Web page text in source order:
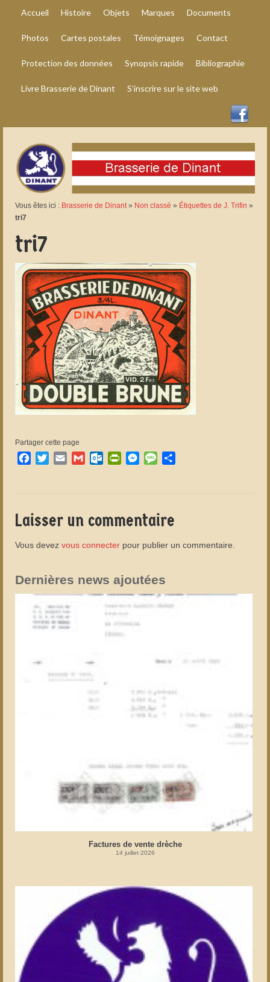
Accueil Histoire Objets Marques Documents
Photos Cartes postales Témoignages Contact
Protection des données Synopsis rapide Bibliographie
Livre Brasserie de Dinant S’inscrire sur le site web
Vous êtes ici : Brasserie de Dinant» Non classé » Étiquettes de J. Trifin »
tri7
tri7
Partager cette page
Facebook
TwitterEmail GmailOutlook.com
PrintFriendly
Messenger
Message
Laisser un commentaire
Vous devez vous connecter pour publier un commentaire.
Dernières news ajoutées
Factures de vente drèche
14 juillet 2026